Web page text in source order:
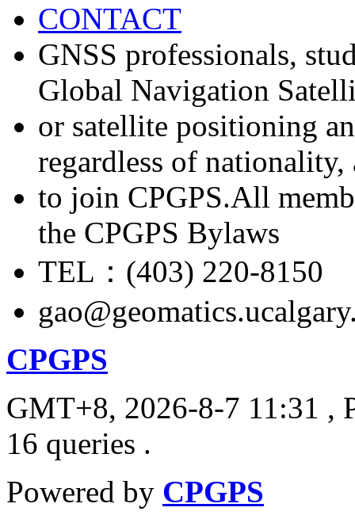
CONTACT
GNSS professionals,
Global Navigation
or satellite positioning
regardless of nationality,
to join CPGPS.All
the CPGPS Bylaws
TEL：(403) 220-8150
CPGPS
GMT+8, 2026-8-7 11:31 ,
16 queries .
Powered by CPGPS